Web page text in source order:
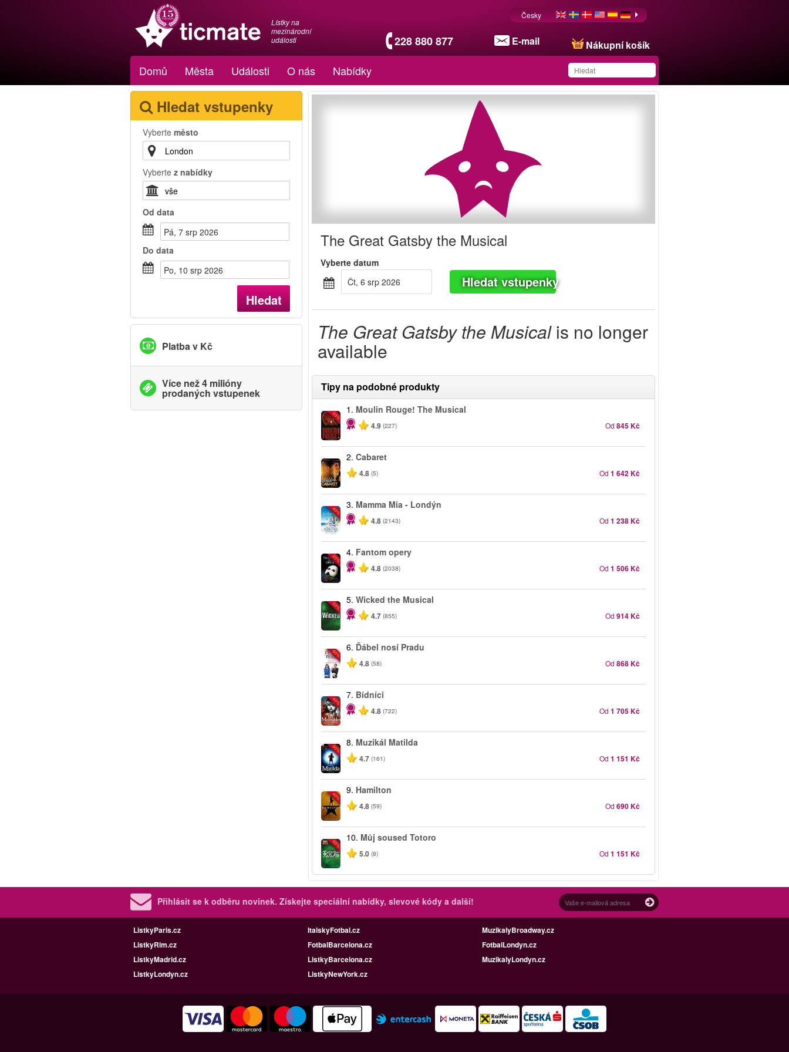
Lístky na
mezinárodní
události
228 880 877 E-mail Nákupní košík
Česky
Domů Města Události O nás Nabídky
Hledat vstupenky
Vyberte město
Vyberte z nabídky
Od data
Pá, 7 srp 2026
Do data
Po, 10 srp 2026
Hledat
Platba v Kč
Více než 4 milióny
prodaných vstupenek
The Great Gatsby the Musical
Vyberte datum
Čt, 6 srp 2026
Hledat vstupenky
The Great Gatsby the Musicalis no longer
available
Tipy na podobné produkty
-50%
1. Moulin Rouge! The Musical
4.9 (227) Od 845 Kč
2.Cabaret
4.8 (5) Od 1 642 Kč
-40%
3. Mamma Mia - Londýn
4.8 (2143) Od 1 238 Kč
-20%
4. Fantom opery
4.8 (2038) Od 1 506 Kč
-50%
5.Wicked the Musical
4.7 (855) Od 914 Kč
-50%
6. Ďábel nosí Pradu
4.8 (58) Od 868 Kč
-40%
7. Bídníci
4.8 (722) Od 1 705 Kč
-50%
8. Muzikál Matilda
4.7 (161) Od 1 151 Kč
-40%
9. Hamilton
4.8 (59) Od 690 Kč
-50%
10. Můj soused Totoro
5.0 (8) Od 1 151 Kč
Přihlásit se k odběru novinek. Získejte speciální nabídky, slevové kódy a další!
ListkyParis.cz ItalskyFotbal.cz
MuzikalyBroadway.cz
ListkyRim.cz
FotbalBarcelona.cz
FotbalLondyn.cz
ListkyMadrid.cz
ListkyBarcelona.cz
MuzikalyLondyn.cz
ListkyLondyn.cz
ListkyNewYork.cz